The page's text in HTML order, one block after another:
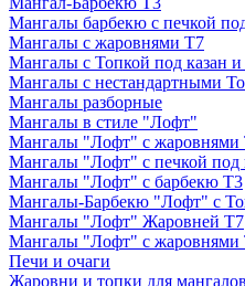
Мангалы барбекю с печкой
Мангалы с жаровнями Т7
Мангалы с Топкой под казан
Мангалы с нестандартными
Мангалы разборные
Мангалы в стиле "Лофт"
Мангалы "Лофт" с жаровнями
Мангалы "Лофт" с печкой под
Мангалы "Лофт" с барбекю Т3
Мангалы-Барбекю "Лофт" с
Мангалы "Лофт" Жаровней Т7
Мангалы "Лофт" с жаровнями
Печи и очаги
Жаровни и топки для мангалов